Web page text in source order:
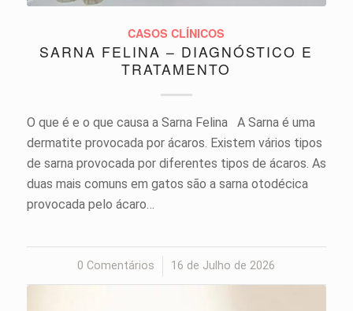
CASOS CLÍNICOS
SARNA FELINA – DIAGNÓSTICO E
TRATAMENTO
O que é e o que causa a Sarna Felina A Sarna é uma
dermatite provocada por ácaros. Existem vários tipos
de sarna provocada por diferentes tipos de ácaros. As
duas mais comuns em gatos são a sarna otodécica
provocada pelo ácaro…
0 Comentários
/ 16 de Julho de 2026